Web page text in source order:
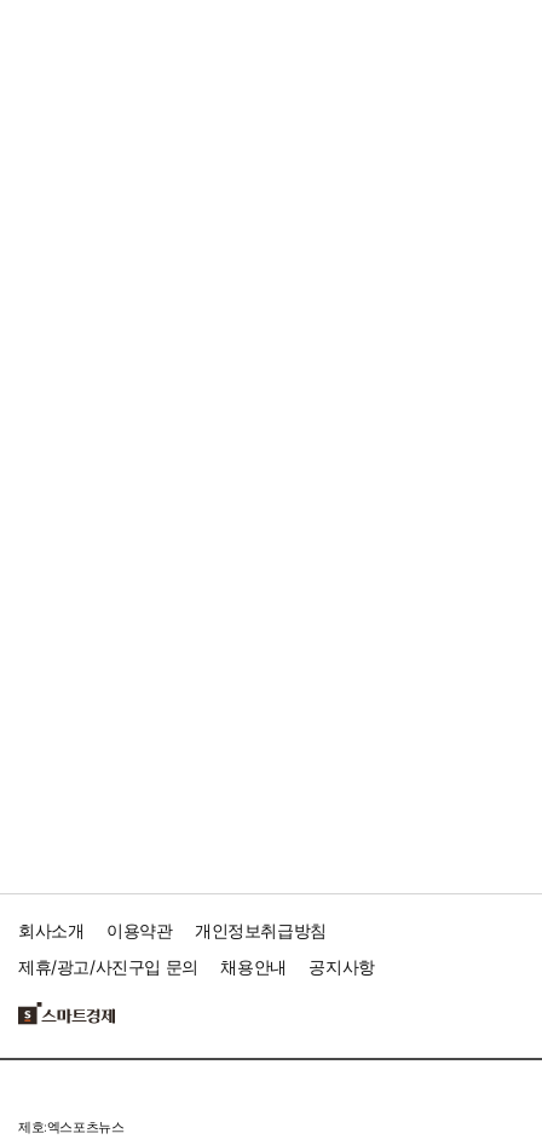
회사소개 이용약관
개인정보취급방침
제휴/광고/사진구입 문의
채용안내 공지사항
제호:엑스포츠뉴스